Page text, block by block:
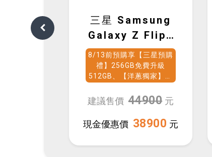
三星 Samsung
Galaxy Z Flip8
(12G/512G)
8/13前預購享【三星預購
禮】256GB免費升級
512GB、【洋蔥獨家】加
源
建議售價 44900 元
現金優惠價 38900 元